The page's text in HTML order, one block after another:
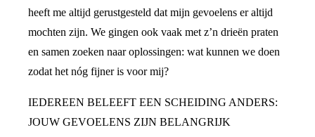
heeft me altijd gerustgesteld dat mijn gevoelens er altijd
mochten zijn. We gingen ook vaak met z’n drieën praten
en samen zoeken naar oplossingen: wat kunnen we doen
zodat het nóg fijner is voor mij?
IEDEREEN BELEEFT EEN SCHEIDING ANDERS:
JOUW GEVOELENS ZIJN BELANGRIJK